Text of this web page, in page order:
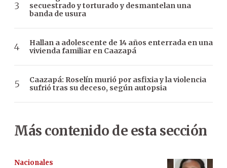
secuestrado y torturado y desmantelan una
banda de usura
Hallan a adolescente de 14 años enterrada en una
vivienda familiar en Caazapá
Caazapá: Roselín murió por asfixia y la violencia
sufrió tras su deceso, según autopsia
Más contenido de esta sección
Nacionales